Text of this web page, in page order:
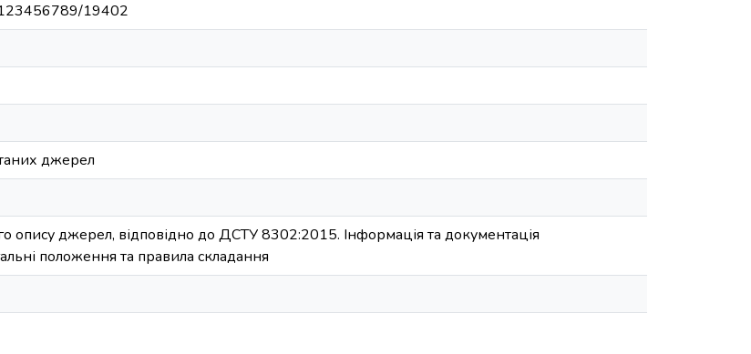
123456789/19402
джерел
опису джерел, відповідно до ДСТУ 8302:2015. Інформація та документація
положення та правила складання